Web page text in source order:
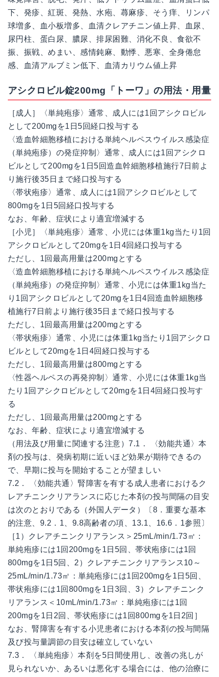
下、発疹、紅斑、発熱、水疱、蕁麻疹、そう痒、リンパ
球増多、血小板増多、血清クレアチニン値上昇、血尿、
尿円柱、蛋白尿、膿尿、排尿困難、消化不良、食欲不
振、振戦、めまい、感情鈍麻、動悸、悪寒、全身倦怠
感、血清アルブミン低下、血清カリウム値上昇
アシクロビル錠200mg「トーワ」の用法・用量
［成人］〈単純疱疹〉通常、成人には1回アシクロビル
として200mgを1日5回経口投与する
〈造血幹細胞移植における単純ヘルペスウイルス感染症
（単純疱疹）の発症抑制〉通常、成人には1回アシクロ
ビルとして200mgを1日5回造血幹細胞移植施行7日前よ
り施行後35日まで経口投与する
〈帯状疱疹〉通常、成人には1回アシクロビルとして
800mgを1日5回経口投与する
なお、年齢、症状により適宜増減する
［小児］〈単純疱疹〉通常、小児には体重1kg当たり1回
アシクロビルとして20mgを1日4回経口投与する
ただし、1回最高用量は200mgとする
〈造血幹細胞移植における単純ヘルペスウイルス感染症
（単純疱疹）の発症抑制〉通常、小児には体重1kg当た
り1回アシクロビルとして20mgを1日4回造血幹細胞移
植施行7日前より施行後35日まで経口投与する
ただし、1回最高用量は200mgとする
〈帯状疱疹〉通常、小児には体重1kg当たり1回アシクロ
ビルとして20mgを1日4回経口投与する
ただし、1回最高用量は800mgとする
〈性器ヘルペスの再発抑制〉通常、小児には体重1kg当
たり1回アシクロビルとして20mgを1日4回経口投与す
る
ただし、1回最高用量は200mgとする
なお、年齢、症状により適宜増減する
（用法及び用量に関連する注意）7.1． 〈効能共通〉本
剤の投与は、発病初期に近いほど効果が期待できるの
で、早期に投与を開始することが望ましい
7.2． 〈効能共通〉腎障害を有する成人患者におけるク
レアチニンクリアランスに応じた本剤の投与間隔の目安
は次のとおりである（外国人データ）〔8．重要な基本
的注意、9.2．1、9.8高齢者の項、13.1、16.6．1参照〕
［1）クレアチニンクリアランス＞25mL/min/1.73㎡：
単純疱疹には1回200mgを1日5回、帯状疱疹には1回
800mgを1日5回、2）クレアチニンクリアランス10～
25mL/min/1.73㎡：単純疱疹には1回200mgを1日5回、
帯状疱疹には1回800mgを1日3回、3）クレアチニンク
リアランス＜10mL/min/1.73㎡：単純疱疹には1回
200mgを1日2回、帯状疱疹には1回800mgを1日2回］
なお、腎障害を有する小児患者における本剤の投与間隔
及び投与量調節の目安は確立していない
7.3． 〈単純疱疹〉本剤を5日間使用し、改善の兆しが
見られないか、あるいは悪化する場合には、他の治療に